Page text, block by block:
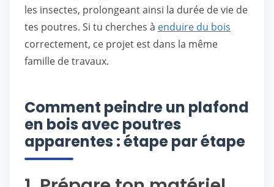
les insectes, prolongeant ainsi la durée de vie de
tes poutres. Si tu cherches à enduire du bois
correctement, ce projet est dans la même
famille de travaux.
Comment peindre un plafond
en bois avec poutres
apparentes : étape par étape